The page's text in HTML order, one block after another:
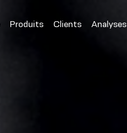
Produits Clients Analyses